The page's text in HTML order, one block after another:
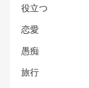
役立つ
恋愛
愚痴
旅行